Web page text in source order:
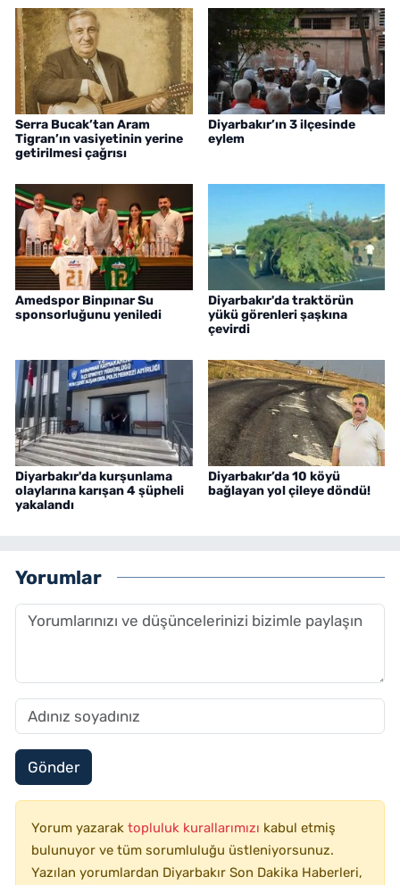
Serra Bucak’tan Aram
Tigran’ın vasiyetinin yerine
getirilmesi çağrısı
Diyarbakır’ın 3 ilçesinde
eylem
Amedspor Binpınar Su
sponsorluğunu yeniledi
Diyarbakır'da traktörün
yükü görenleri şaşkına
çevirdi
Diyarbakır'da kurşunlama
olaylarına karışan 4 şüpheli
yakalandı
Diyarbakır’da 10 köyü
bağlayan yol çileye döndü!
Yorumlar
Gönder
Yorum yazarak topluluk kurallarımızı kabul etmiş
bulunuyor ve tüm sorumluluğu üstleniyorsunuz.
Yazılan yorumlardan Diyarbakır Son Dakika Haberleri,